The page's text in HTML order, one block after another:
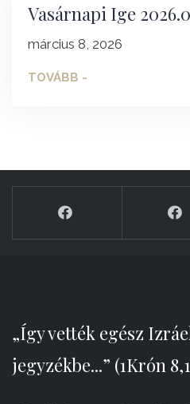
Vasárnapi Ige
március 8, 2026
TOVÁBB -
„Így vették egész
jegyzékbe...” (1Krón